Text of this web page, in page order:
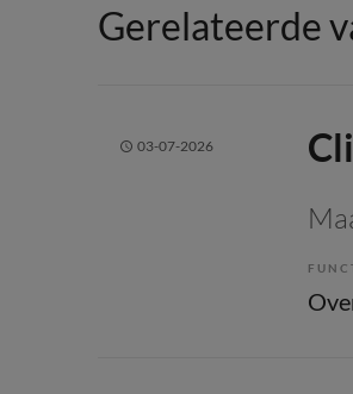
Gerelateerde
03-07-2026